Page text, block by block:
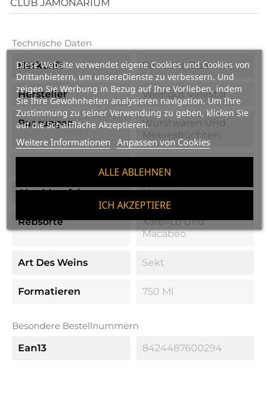
Diese Website verwendet eigene Cookies und Cookies von
Drittanbietern, um unsereDienste zu verbessern. Und
zeigen Sie Werbung in Bezug auf Ihre Vorlieben, indem
Sie Ihre Gewohnheiten analysieren navigation. Um Ihre
Zustimmung zu seiner Verwendung zu geben, klicken Sie
auf die Schaltfläche Akzeptieren.
Weitere Informationen Anpassen von Cookies
ALLE ABLEHNEN
ICH AKZEPTIERE
CLUB JAMONARIUM
Technische Daten
Herkunft
Penedès (Spanien)
Hersteller Weingut Vinestar
Paarungen
Wurstwaren Und
Meeresfrüchten.
Abschlussfeier 10% Vol.
Rebsorte
Xarel-Lo Und
Macabeo
Art Des Weins Sekt
Formatieren 750 Ml
Besondere Bestellnummern
Ean13
8424487600294